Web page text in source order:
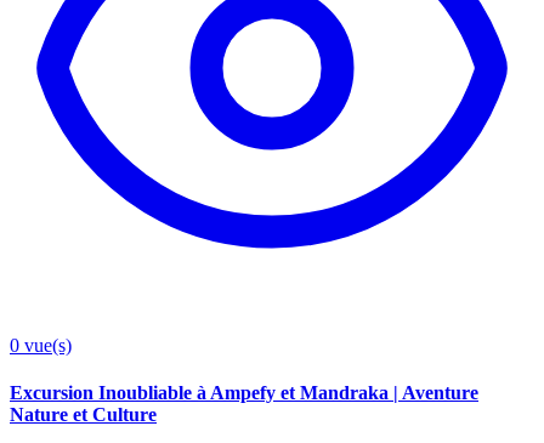
0 vue(s)
Excursion Inoubliable à Ampefy et Mandraka | Aventure
Nature et Culture